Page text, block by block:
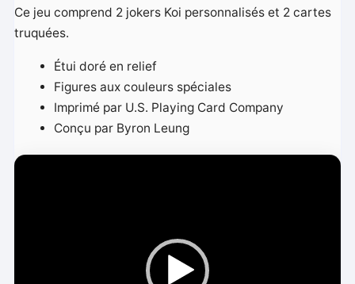
Ce jeu comprend 2 jokers Koi personnalisés et 2 cartes
truquées.
Étui doré en relief
Figures aux couleurs spéciales
Imprimé par U.S. Playing Card Company
Conçu par Byron Leung